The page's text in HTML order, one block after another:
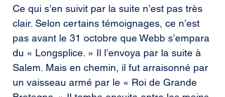
Ce qui s’en suivit par la suite n’est pas très
clair. Selon certains témoignages, ce n’est
pas avant le 31 octobre que Webb s’empara
du « Longsplice. » Il l’envoya par la suite à
Salem. Mais en chemin, il fut arraisonné par
un vaisseau armé par le « Roi de Grande